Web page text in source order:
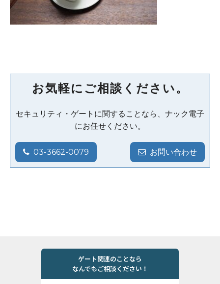
お気軽にご相談ください。
セキュリティ・ゲートに関することなら、ナック電子
にお任せください。
03-3662-0079 お問い合わせ
ゲート関連のことなら
なんでもご相談ください！